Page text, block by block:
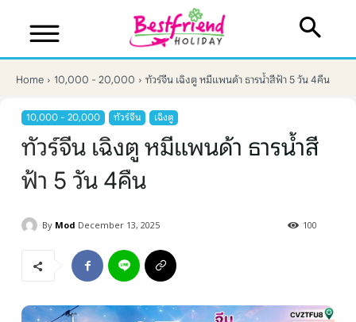
บริษัทเบสเฟรนด์ ฮอลิเดย์
Home 10,000 - 20,000 ทัวร์จีน เฉิงตู หมีแพนด้า ธารน้ำสีฟ้า 5 วัน 4คืน
10,000 - 20,000 ทัวร์จีน เฉิงตู
ทัวร์จีน เฉิงตู หมีแพนด้า ธารน้ำสี
ฟ้า 5 วัน 4คืน
By Mod December 13, 2025 100